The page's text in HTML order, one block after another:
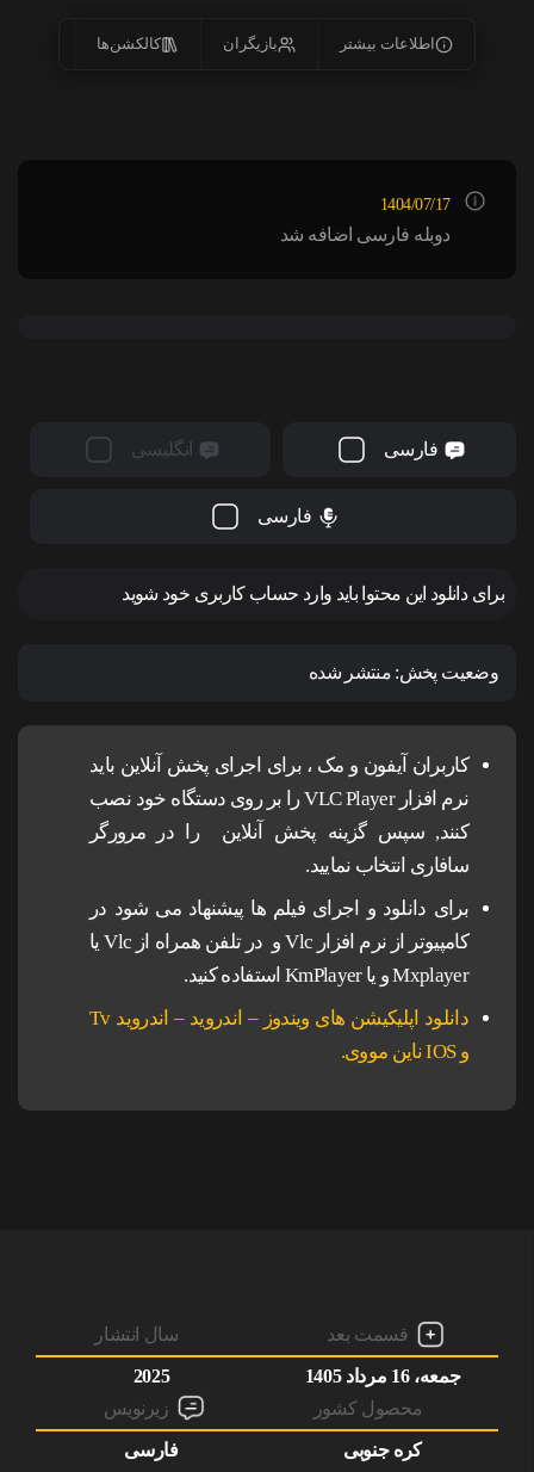
اطلاعات بیشتر بازیگران کالکشن‌ها
1404/07/17
دوبله فارسی اضافه شد
فارسی انگلیسی
فارسی
برای دانلود این محتوا باید وارد حساب کاربری خود شوید
وضعیت پخش: منتشر شده
کاربران آیفون و مک ، برای اجرای پخش آنلاین باید
نرم افزار VLC Player را بر روی دستگاه خود نصب
کنند, سپس گزینه پخش آنلاین را در مرورگر
سافاری انتخاب نمایید.
برای دانلود و اجرای فیلم ها پیشنهاد می شود در
کامپیوتر از نرم افزار Vlc و در تلفن همراه از Vlc یا
Mxplayer و یا KmPlayer استفاده کنید.
دانلود اپلیکیشن های ویندوز – اندروید – اندروید Tv
و IOS ناین مووی.
قسمت بعد
جمعه، 16 مرداد 1405
سال انتشار
2025
محصول کشور
کره جنوبی
زیرنویس
فارسی